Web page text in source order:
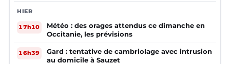
HIER
17h10
Météo : des orages attendus ce dimanche en
Occitanie, les prévisions
16h39
Gard : tentative de cambriolage avec intrusion
au domicile à Sauzet